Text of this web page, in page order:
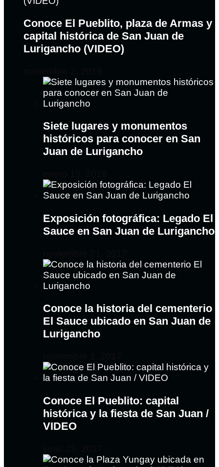
Conoce El Pueblito, plaza de Armas y
capital histórica de San Juan de
Lurigancho (VIDEO)
Siete lugares y monumentos
históricos para conocer en San
Juan de Lurigancho
Exposición fotográfica: Legado El
Sauce en San Juan de Lurigancho
Conoce la historia del cementerio
El Sauce ubicado en San Juan de
Lurigancho
Conoce El Pueblito: capital
histórica y la fiesta de San Juan /
VIDEO